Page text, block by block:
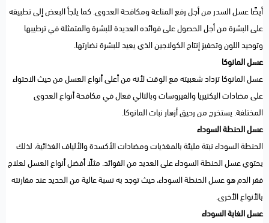
أيضًا عسل السدر من أجل رفع المناعة ومكافحة العدوى. كما يلجأ البعض إلى تطبيقه
على البشرة من أجل الحصول على فوائده العديدة للبشرة والمتمثلة في ترطيبها
وتوحيد اللون وتحفيز إنتاج الكولاجين الذي يعيد للبشرة نضارتها.
عسل المانوكا
عسل المانوكا تزداد شعبيته مع الوقت لأنه من أعلى أنواع العسل من حيث الاحتواء
على مضادات البكتيريا والفيروسات وبالتالي فعال في مكافحة أنواع العدوى
المختلفة. يستخرج من رحيق أزهار نبات المانوكا.
عسل الحنطة السوداء
الحنطة السوداء نبتة مليئة بالمغذيات ومضادات الأكسدة والألياف الغذائية، لذلك
يحتوي عسل الحنطة السوداء على العديد من الفوائد. مثلًا أفضل أنواع العسل لعلاج
فقر الدم هو عسل الحنطة السوداء، حيث توجد به نسبة عالية من الحديد عند مقارنته
بالأنواع الأخرى.
عسل الغابة السوداء